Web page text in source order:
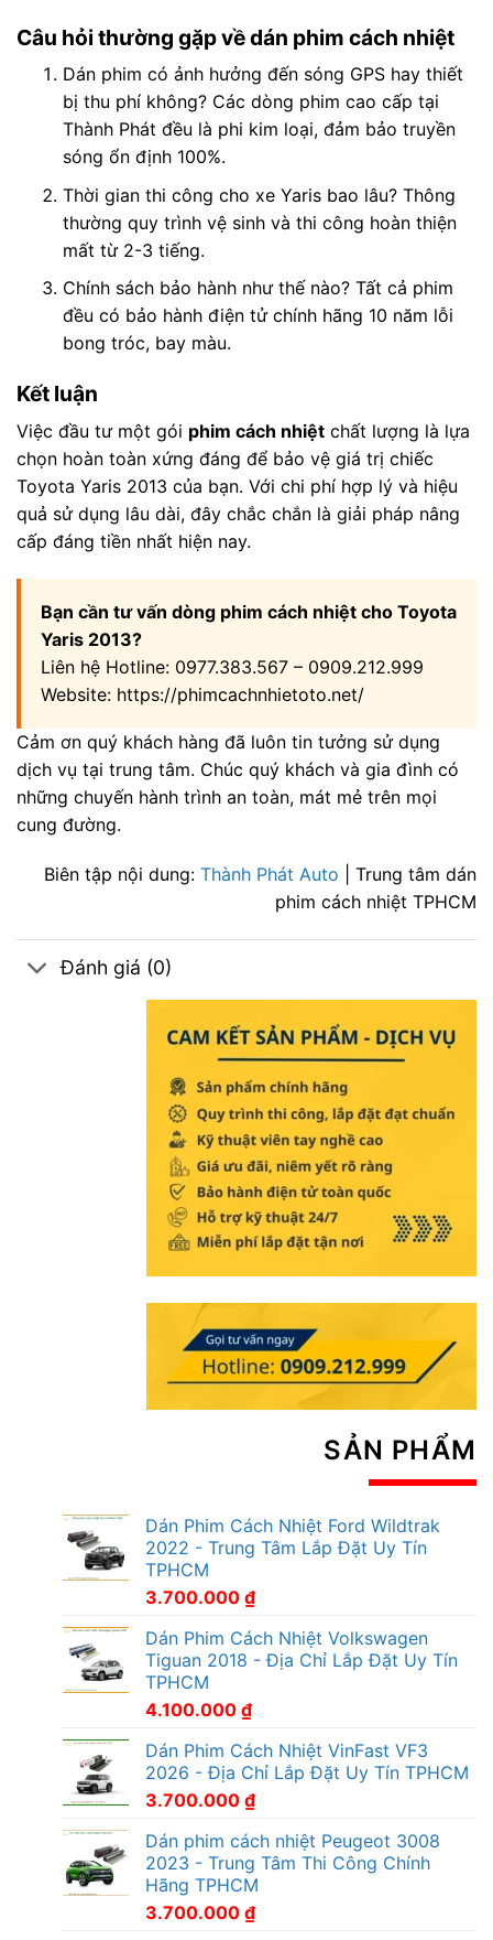
Câu hỏi thường gặp về dán phim cách nhiệt
Dán phim có ảnh hưởng đến sóng GPS hay thiết
bị thu phí không? Các dòng phim cao cấp tại
Thành Phát đều là phi kim loại, đảm bảo truyền
sóng ổn định 100%.
Thời gian thi công cho xe Yaris bao lâu? Thông
thường quy trình vệ sinh và thi công hoàn thiện
mất từ 2-3 tiếng.
Chính sách bảo hành như thế nào? Tất cả phim
đều có bảo hành điện tử chính hãng 10 năm lỗi
bong tróc, bay màu.
Kết luận
Việc đầu tư một gói phim cách nhiệt chất lượng là lựa
chọn hoàn toàn xứng đáng để bảo vệ giá trị chiếc
Toyota Yaris 2013 của bạn. Với chi phí hợp lý và hiệu
quả sử dụng lâu dài, đây chắc chắn là giải pháp nâng
cấp đáng tiền nhất hiện nay.
Bạn cần tư vấn dòng phim cách nhiệt cho Toyota
Yaris 2013?
Liên hệ Hotline: 0977.383.567 – 0909.212.999
Website: https://phimcachnhietoto.net/
Cảm ơn quý khách hàng đã luôn tin tưởng sử dụng
dịch vụ tại trung tâm. Chúc quý khách và gia đình có
những chuyến hành trình an toàn, mát mẻ trên mọi
cung đường.
Biên tập nội dung: Thành Phát Auto | Trung tâm dán
phim cách nhiệt TPHCM
Đánh giá (0)
SẢN PHẨM
Dán Phim Cách Nhiệt Ford Wildtrak
2022 - Trung Tâm Lắp Đặt Uy Tín
TPHCM
3.700.000 ₫
Dán Phim Cách Nhiệt Volkswagen
Tiguan 2018 - Địa Chỉ Lắp Đặt Uy Tín
TPHCM
4.100.000 ₫
Dán Phim Cách Nhiệt VinFast VF3
2026 - Địa Chỉ Lắp Đặt Uy Tín TPHCM
3.700.000 ₫
Dán phim cách nhiệt Peugeot 3008
2023 - Trung Tâm Thi Công Chính
Hãng TPHCM
3.700.000 ₫